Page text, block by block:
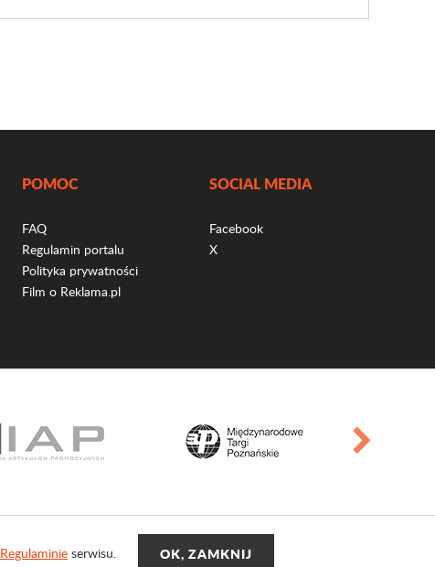
POMOC
FAQ
Regulamin portalu
Polityka prywatności
Film o Reklama.pl
SOCIAL MEDIA
Facebook
X
Regulaminie serwisu.